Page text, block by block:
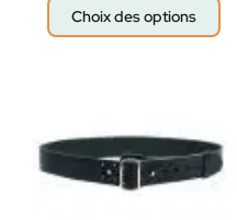
Choix des options